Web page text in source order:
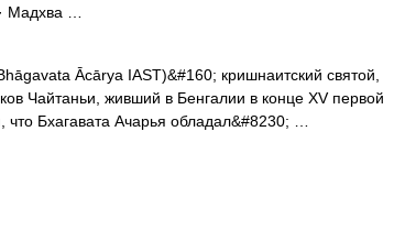
Мадхва …
Ācārya IAST)&#160; кришнаитский святой,
Чайтаньи, живший в Бенгалии в конце XV первой
Бхагавата Ачарья обладал&#8230; …